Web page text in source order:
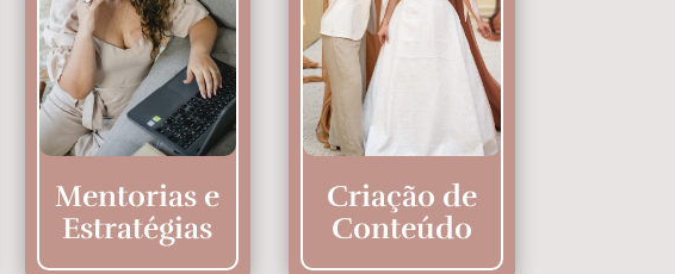
Mentorias e
Estratégias
Criação de
Conteúdo